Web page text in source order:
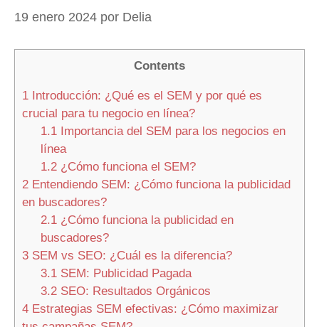
19 enero 2024 por Delia
Contents
1 Introducción: ¿Qué es el SEM y por qué es
crucial para tu negocio en línea?
1.1Importancia del SEM para los negocios en
línea
1.2¿Cómo funciona el SEM?
2 Entendiendo SEM: ¿Cómo funciona la publicidad
en buscadores?
2.1¿Cómo funciona la publicidad en
buscadores?
3 SEM vs SEO: ¿Cuál es la diferencia?
3.1SEM: Publicidad Pagada
3.2SEO: Resultados Orgánicos
4 Estrategias SEM efectivas: ¿Cómo maximizar